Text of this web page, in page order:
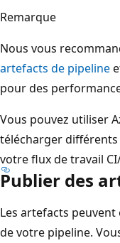
Remarque
Nous vous
artefacts de pipeline
pour des
Vous pouvez utiliser
télécharger différents
votre flux de travail
Publier des
Les artefacts
de votre pipeline.